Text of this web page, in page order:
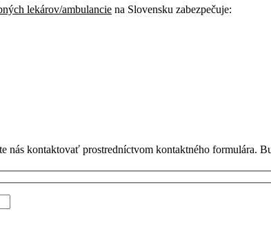
lekárov/ambulancie na Slovensku zabezpečuje:
nás kontaktovať prostredníctvom kontaktného formulára.